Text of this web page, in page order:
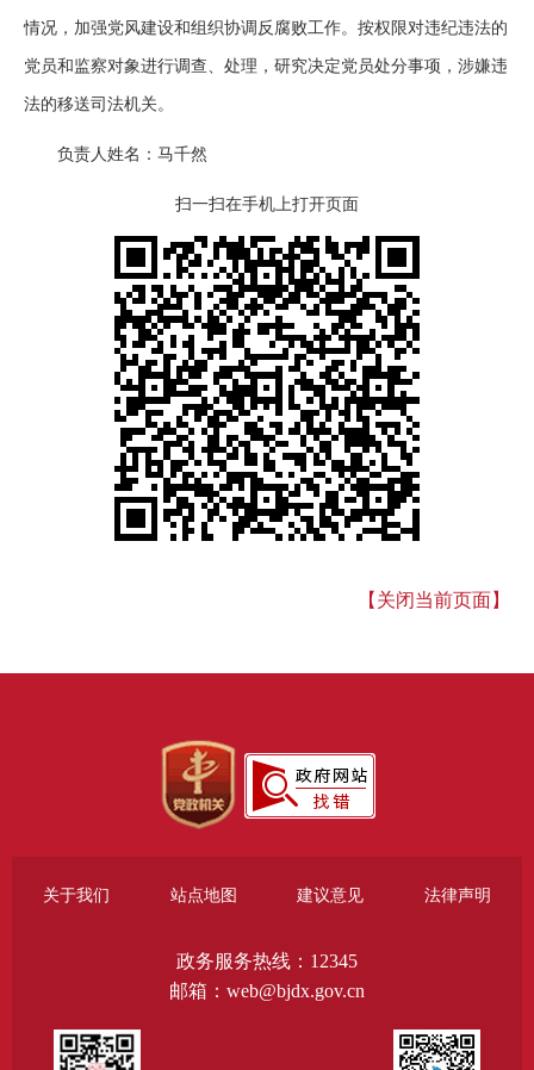
情况，加强党风建设和组织协调反腐败工作。按权限对违纪违法的
党员和监察对象进行调查、处理，研究决定党员处分事项，涉嫌违
法的移送司法机关。
负责人姓名：马千然
扫一扫在手机上打开页面
【关闭当前页面】
关于我们 站点地图 建议意见 法律声明
政务服务热线：12345
邮箱：web@bjdx.gov.cn